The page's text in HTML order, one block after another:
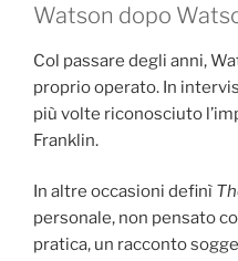
Watson dopo
Col passare degli anni,
proprio operato. In
più volte riconosciuto
Franklin.
In altre occasioni definì
personale, non pensato
pratica, un racconto